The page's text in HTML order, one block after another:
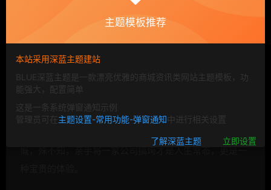
择盲目跟风、股权分配、烧钱、扩张过快、内部纷争、高
歌颂成功的人太多了，而没有人会记起已经死亡的企业。
但成功的企业是相似的，而失败的企业各有各的悲情，其
主题模板推荐
本站采用深蓝主题建站
BLUE深蓝主题是一款漂亮优雅的商城资讯类网站主题模板，功
能强大，配置简单
这是一条系统弹窗通知示例
管理员可在主题设置-常用功能-弹窗通知中进行相关设置
了解深蓝主题 立即设置